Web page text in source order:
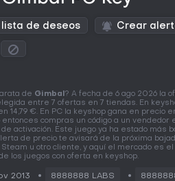
lista de deseos Crear
de Gimbal ? A fecha de 6 ago 2026 la
entre 7 ofertas en 7 tiendas. En
14,79 €. En PC la keyshop gana en precio
compras un código a un vendedor
activación. Este juego ya ha estado más
de precio te avisará de la próxima
u otro cliente, y aquí el mercado es el
los juegos con oferta en keyshop.
2013 8888888 LABS